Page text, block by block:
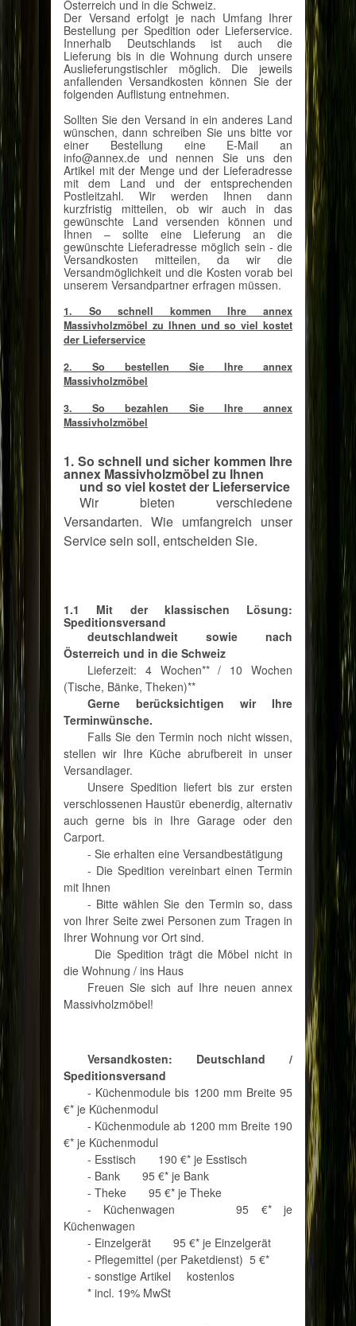
Österreich und in die Schweiz.
Der Versand erfolgt je nach Umfang Ihrer
Bestellung per Spedition oder Lieferservice.
Innerhalb Deutschlands ist auch die
Lieferung bis in die Wohnung durch unsere
Auslieferungstischler möglich. Die jeweils
anfallenden Versandkosten können Sie der
folgenden Auflistung entnehmen.
Sollten Sie den Versand in ein anderes Land
wünschen, dann schreiben Sie uns bitte vor
einer Bestellung eine E-Mail an
info@annex.de und nennen Sie uns den
Artikel mit der Menge und der Lieferadresse
mit dem Land und der entsprechenden
Postleitzahl. Wir werden Ihnen dann
kurzfristig mitteilen, ob wir auch in das
gewünschte Land versenden können und
Ihnen – sollte eine Lieferung an die
gewünschte Lieferadresse möglich sein - die
Versandkosten mitteilen, da wir die
Versandmöglichkeit und die Kosten vorab bei
unserem Versandpartner erfragen müssen.
1. So schnell kommen Ihre annex
Massivholzmöbel zu Ihnen und so viel kostet
der Lieferservice
2. So bestellen Sie Ihre annex
Massivholzmöbel
3. So bezahlen Sie Ihre annex
Massivholzmöbel
1. So schnell und sicher kommen Ihre
annex Massivholzmöbel zu Ihnen
und so viel kostet der Lieferservice
Wir bieten verschiedene
Versandarten. Wie umfangreich unser
Service sein soll, entscheiden Sie.
1.1 Mit der klassischen Lösung:
Speditionsversand
deutschlandweit sowie nach
Österreich und in die Schweiz
Lieferzeit: 4 Wochen** / 10 Wochen
(Tische, Bänke, Theken)**
Gerne berücksichtigen wir Ihre
Terminwünsche.
Falls Sie den Termin noch nicht wissen,
stellen wir Ihre Küche abrufbereit in unser
Versandlager.
Unsere Spedition liefert bis zur ersten
verschlossenen Haustür ebenerdig, alternativ
auch gerne bis in Ihre Garage oder den
Carport.
- Sie erhalten eine Versandbestätigung
- Die Spedition vereinbart einen Termin
mit Ihnen
- Bitte wählen Sie den Termin so, dass
von Ihrer Seite zwei Personen zum Tragen in
Ihrer Wohnung vor Ort sind.
Die Spedition trägt die Möbel nicht in
die Wohnung / ins Haus
Freuen Sie sich auf Ihre neuen annex
Massivholzmöbel!
Versandkosten: Deutschland /
Speditionsversand
- Küchenmodule bis 1200 mm Breite 95
€* je Küchenmodul
- Küchenmodule ab 1200 mm Breite 190
€* je Küchenmodul
- Esstisch
190 €* je Esstisch
- Bank
95 €* je Bank
- Theke
95 €* je Theke
- Küchenwagen
95 €* je
Küchenwagen
- Einzelgerät
95 €* je Einzelgerät
- Pflegemittel (per Paketdienst) 5 €*
- sonstige Artikel
kostenlos
* incl. 19% MwSt